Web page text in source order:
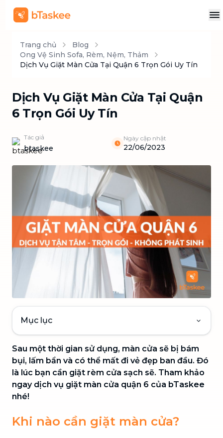
Trang chủ
Blog
Ong Vệ Sinh Sofa, Rèm, Nệm, Thảm
Dịch Vụ Giặt Màn Cửa Tại Quận 6 Trọn Gói Uy Tín
Dịch Vụ Giặt Màn Cửa Tại Quận
6 Trọn Gói Uy Tín
Tác giả
btaskee
Ngày cập nhật
22/06/2023
Mục lục
Sau một thời gian sử dụng, màn cửa sẽ bị bám
bụi, lấm bẩn và có thể mất đi vẻ đẹp ban đầu. Đó
là lúc bạn cần giặt rèm cửa sạch sẽ. Tham khảo
ngay dịch vụ giặt màn cửa quận 6 của bTaskee
nhé!
Khi nào cần giặt màn cửa?